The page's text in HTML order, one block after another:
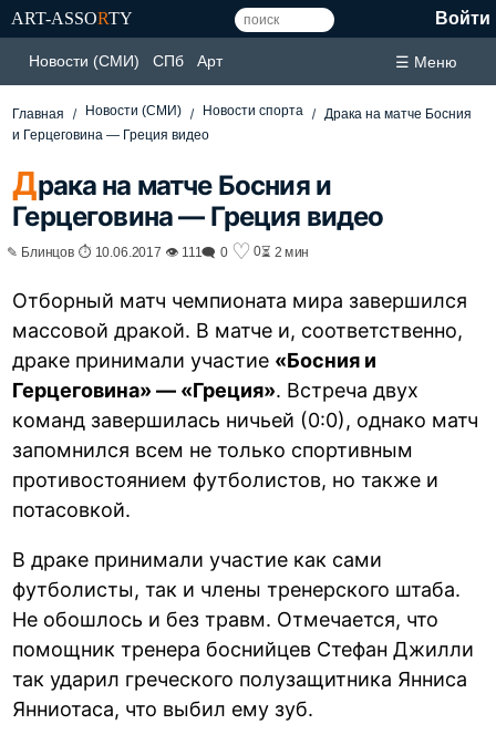
ART-ASSORTY Войти
Новости (СМИ) СПб Арт ☰ Меню
Главная Новости (СМИ) Новости спорта
Драка на матче Босния
и Герцеговина — Греция видео
Драка на матче Босния и
Герцеговина — Греция видео
✎ Блинцов ⏱ 10.06.2017 👁 111🗨 0 ♡ 0⏳ 2 мин
Отборный матч чемпионата мира завершился
массовой дракой. В матче и, соответственно,
драке принимали участие «Босния и
Герцеговина» — «Греция». Встреча двух
команд завершилась ничьей (0:0), однако матч
запомнился всем не только спортивным
противостоянием футболистов, но также и
потасовкой.
В драке принимали участие как сами
футболисты, так и члены тренерского штаба.
Не обошлось и без травм. Отмечается, что
помощник тренера боснийцев Стефан Джилли
так ударил греческого полузащитника Янниса
Янниотаса, что выбил ему зуб.